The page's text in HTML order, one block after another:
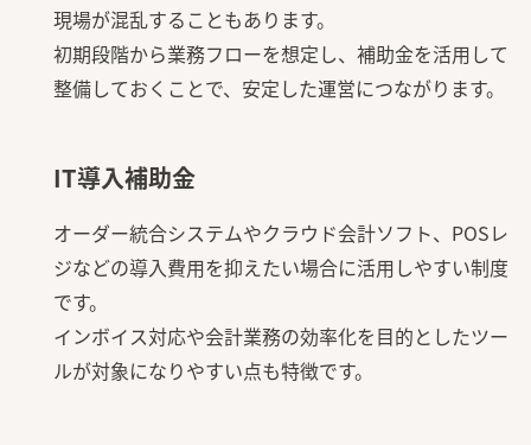
現場が混乱することもあります。
初期段階から業務フローを想定し、補助金を活用して
整備しておくことで、安定した運営につながります。
IT導入補助金
オーダー統合システムやクラウド会計ソフト、POSレ
ジなどの導入費用を抑えたい場合に活用しやすい制度
です。
インボイス対応や会計業務の効率化を目的としたツー
ルが対象になりやすい点も特徴です。